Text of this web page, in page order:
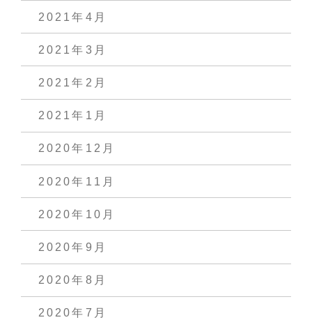
2021年4月
2021年3月
2021年2月
2021年1月
2020年12月
2020年11月
2020年10月
2020年9月
2020年8月
2020年7月